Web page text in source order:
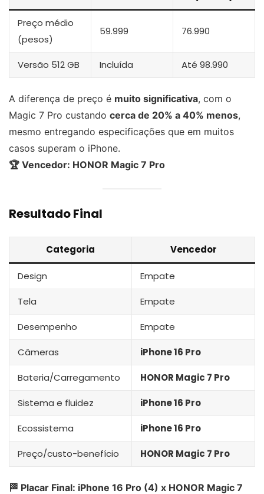
Preço médio
(pesos)
59.999 76.990
Versão 512 GB Incluída Até 98.990
A diferença de preço é muito significativa, com o
Magic 7 Pro custando cerca de 20% a 40% menos,
mesmo entregando especificações que em muitos
casos superam o iPhone.
🏆 Vencedor: HONOR Magic 7 Pro
Resultado Final
Categoria Vencedor
Design Empate
Tela Empate
Desempenho Empate
Câmeras iPhone 16 Pro
Bateria/Carregamento HONOR Magic 7 Pro
Sistema e fluidez iPhone 16 Pro
Ecossistema iPhone 16 Pro
Preço/custo-benefício HONOR Magic 7 Pro
🏁 Placar Final: iPhone 16 Pro (4) x HONOR Magic 7